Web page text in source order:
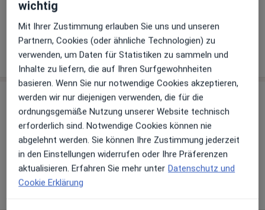
Über uns
Link
Webseite
Leistungen
Psychotherapie
wichtig
Mit Ihrer Zustimmung erlauben Sie uns und unseren
Partnern, Cookies (oder ähnliche Technologien) zu
verwenden, um Daten für Statistiken zu sammeln und
Inhalte zu liefern, die auf Ihren Surfgewohnheiten
basieren. Wenn Sie nur notwendige Cookies akzeptieren,
werden wir nur diejenigen verwenden, die für die
ordnungsgemäße Nutzung unserer Website technisch
erforderlich sind. Notwendige Cookies können nie
abgelehnt werden. Sie können Ihre Zustimmung jederzeit
in den Einstellungen widerrufen oder Ihre Präferenzen
aktualisieren. Erfahren Sie mehr unter Datenschutz und
Cookie Erklärung